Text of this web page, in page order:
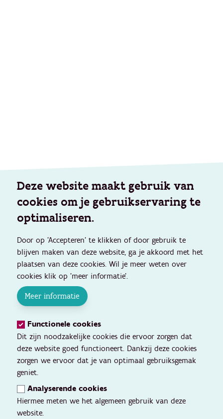
Deze website maakt gebruik van
cookies om je gebruikservaring te
optimaliseren.
Door op 'Accepteren' te klikken of door gebruik te
blijven maken van deze website, ga je akkoord met het
plaatsen van deze cookies. Wil je meer weten over
cookies klik op 'meer informatie'.
Meer informatie
Functionele cookies
Dit zijn noodzakelijke cookies die ervoor zorgen dat
deze website goed functioneert. Dankzij deze cookies
zorgen we ervoor dat je van optimaal gebruiksgemak
geniet.
Analyserende cookies
Hiermee meten we het algemeen gebruik van deze
website.